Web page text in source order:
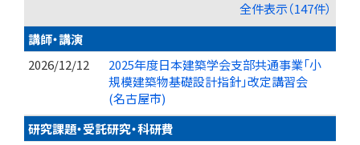
全件表示（147件）
講師・講演
2026/12/12
2025年度日本建築学会支部共通事業「小
規模建築物基礎設計指針」改定講習会
(名古屋市)
研究課題・受託研究・科研費